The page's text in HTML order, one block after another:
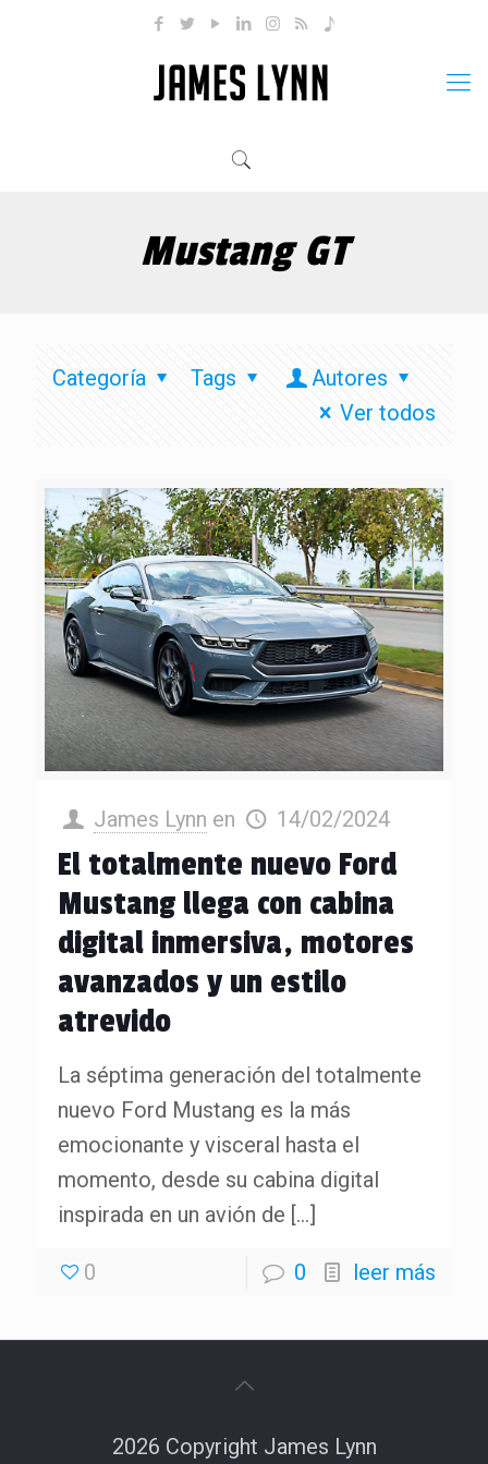
Mustang GT
Categoría Tags
Autores
Ver todos
James Lynn en 14/02/2024
El totalmente nuevo Ford
Mustang llega con cabina
digital inmersiva, motores
avanzados y un estilo
atrevido
La séptima generación del totalmente
nuevo Ford Mustang es la más
emocionante y visceral hasta el
momento, desde su cabina digital
inspirada en un avión de […]
0 0 leer más
2026 Copyright James Lynn